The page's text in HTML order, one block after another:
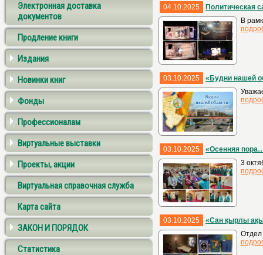
Электронная доставка
документов
Продление книги
Издания
Новинки книг
Фонды
Профессионалам
Виртуальные выставки
Проекты, акции
Виртуальная справочная служба
Карта сайта
ЗАКОН И ПОРЯДОК
Статистика
04.10.2025
Политическая
В
03.10.2025
«Будни нашей
03.10.2025
«Осенняя
3
03.10.2025
«Сан қырлы
Отдел